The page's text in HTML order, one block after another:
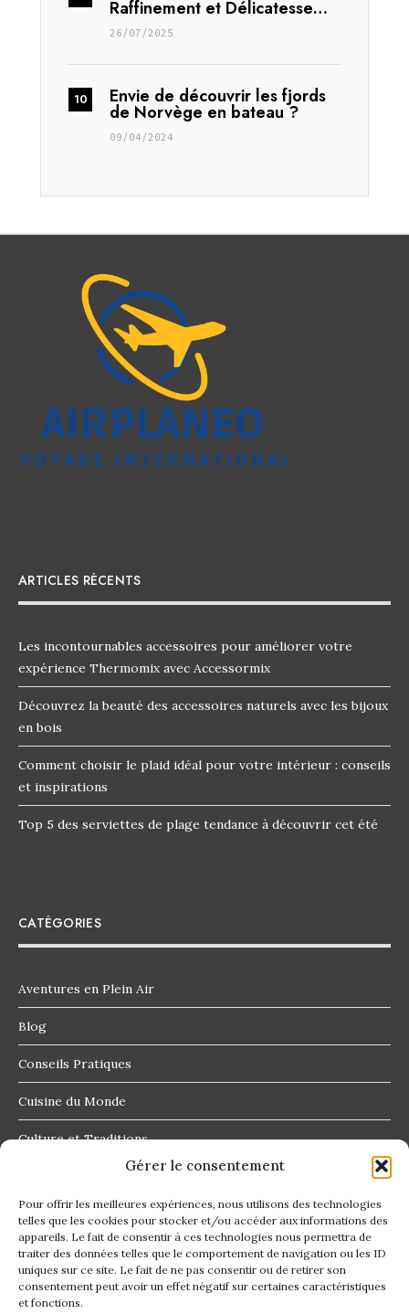
Gérer le consentement
Pour offrir les meilleures expériences, nous utilisons des technologies
telles que les cookies pour stocker et/ou accéder aux informations des
appareils. Le fait de consentir à ces technologies nous permettra de
traiter des données telles que le comportement de navigation ou les ID
uniques sur ce site. Le fait de ne pas consentir ou de retirer son
consentement peut avoir un effet négatif sur certaines caractéristiques
et fonctions.
Raffinement et Délicatesse…
26/07/2025
Envie de découvrir les fjords
de Norvège en bateau ?
09/04/2024
ARTICLES RÉCENTS
Les incontournables accessoires pour améliorer votre
expérience Thermomix avec Accessormix
Découvrez la beauté des accessoires naturels avec les bijoux
en bois
Comment choisir le plaid idéal pour votre intérieur : conseils
et inspirations
Top 5 des serviettes de plage tendance à découvrir cet été
CATÉGORIES
Aventures en Plein Air
Blog
Conseils Pratiques
Cuisine du Monde
Culture et Traditions
Contact